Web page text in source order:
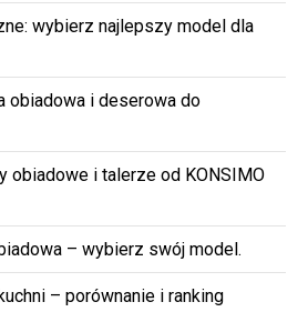
wybierz najlepszy model dla
obiadowa i deserowa do
obiadowe i talerze od KONSIMO
– wybierz swój model.
– porównanie i ranking